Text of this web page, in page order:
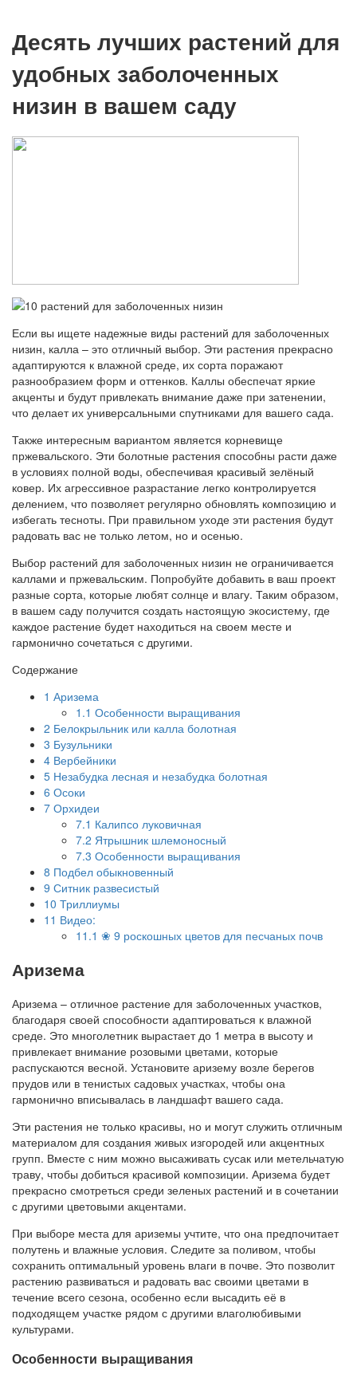
Десять лучших растений для
удобных заболоченных
низин в вашем саду
Если вы ищете надежные виды растений для заболоченных
низин, калла – это отличный выбор. Эти растения прекрасно
адаптируются к влажной среде, их сорта поражают
разнообразием форм и оттенков. Каллы обеспечат яркие
акценты и будут привлекать внимание даже при затенении,
что делает их универсальными спутниками для вашего сада.
Также интересным вариантом является корневище
пржевальского. Эти болотные растения способны расти даже
в условиях полной воды, обеспечивая красивый зелёный
ковер. Их агрессивное разрастание легко контролируется
делением, что позволяет регулярно обновлять композицию и
избегать тесноты. При правильном уходе эти растения будут
радовать вас не только летом, но и осенью.
Выбор растений для заболоченных низин не ограничивается
каллами и пржевальским. Попробуйте добавить в ваш проект
разные сорта, которые любят солнце и влагу. Таким образом,
в вашем саду получится создать настоящую экосистему, где
каждое растение будет находиться на своем месте и
гармонично сочетаться с другими.
Содержание
1 Аризема
1.1 Особенности выращивания
2 Белокрыльник или калла болотная
3 Бузульники
4 Вербейники
5 Незабудка лесная и незабудка болотная
6 Осоки
7 Орхидеи
7.1 Калипсо луковичная
7.2 Ятрышник шлемоносный
7.3 Особенности выращивания
8 Подбел обыкновенный
9 Ситник развесистый
10 Триллиумы
11 Видео:
11.1 ❀ 9 роскошных цветов для песчаных почв
Аризема
Аризема – отличное растение для заболоченных участков,
благодаря своей способности адаптироваться к влажной
среде. Это многолетник вырастает до 1 метра в высоту и
привлекает внимание розовыми цветами, которые
распускаются весной. Установите аризему возле берегов
прудов или в тенистых садовых участках, чтобы она
гармонично вписывалась в ландшафт вашего сада.
Эти растения не только красивы, но и могут служить отличным
материалом для создания живых изгородей или акцентных
групп. Вместе с ним можно высаживать сусак или метельчатую
траву, чтобы добиться красивой композиции. Аризема будет
прекрасно смотреться среди зеленых растений и в сочетании
с другими цветовыми акцентами.
При выборе места для ариземы учтите, что она предпочитает
полутень и влажные условия. Следите за поливом, чтобы
сохранить оптимальный уровень влаги в почве. Это позволит
растению развиваться и радовать вас своими цветами в
течение всего сезона, особенно если высадить её в
подходящем участке рядом с другими влаголюбивыми
культурами.
Особенности выращивания